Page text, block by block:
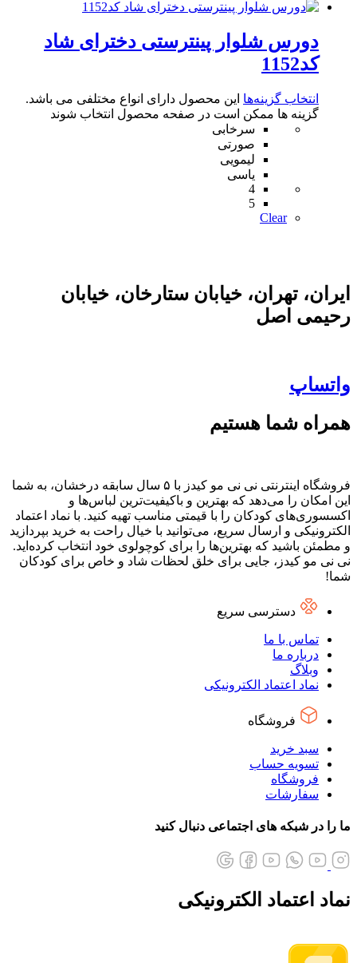
دورس شلوار پینترستی دخترای شاد
کد1152
انتخاب گزینه‌ها این محصول دارای انواع مختلفی می باشد.
گزینه ها ممکن است در صفحه محصول انتخاب شوند
سرخابی
صورتی
لیمویی
یاسی
4
5
Clear
ایران، تهران، خیابان ستارخان، خیابان
رحیمی اصل
واتساپ
همراه شما هستیم
فروشگاه اینترنتی نی نی مو کیدز با ۵ سال سابقه درخشان، به شما
این امکان را می‌دهد که بهترین و باکیفیت‌ترین لباس‌ها و
اکسسوری‌های کودکان را با قیمتی مناسب تهیه کنید. با نماد اعتماد
الکترونیکی و ارسال سریع، می‌توانید با خیال راحت به خرید بپردازید
و مطمئن باشید که بهترین‌ها را برای کوچولوی خود انتخاب کرده‌اید.
نی نی مو کیدز، جایی برای خلق لحظات شاد و خاص برای کودکان
شما!
دسترسی سریع
تماس با ما
درباره ما
وبلاگ
نماد اعتماد الکترونیکی
فروشگاه
سبد خرید
تسویه حساب
فروشگاه
سفارشات
ما را در شبکه های اجتماعی دنبال کنید
نماد اعتماد الکترونیکی